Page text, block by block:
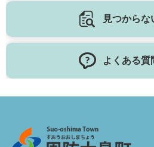
見つからな
よくある質